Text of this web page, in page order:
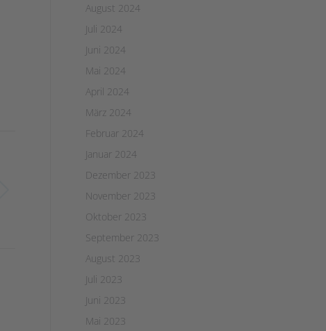
August 2024
Juli 2024
Juni 2024
Mai 2024
April 2024
März 2024
Februar 2024
Januar 2024
Dezember 2023
November 2023
Oktober 2023
September 2023
August 2023
Juli 2023
Juni 2023
Mai 2023